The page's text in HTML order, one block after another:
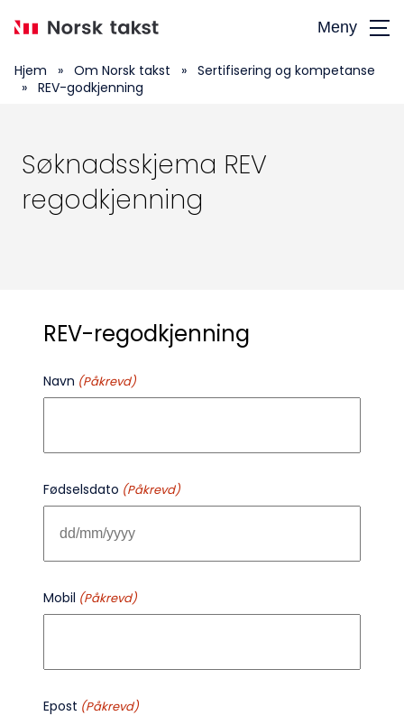
hovedinnhold
Meny
Hjem » Om Norsk takst » Sertifisering og kompetanse
» REV-godkjenning
Søknadsskjema REV
regodkjenning
REV-regodkjenning
Navn (Påkrevd)
Fødselsdato (Påkrevd)
DD
slash
MM
slash
Mobil (Påkrevd)
Epost (Påkrevd)